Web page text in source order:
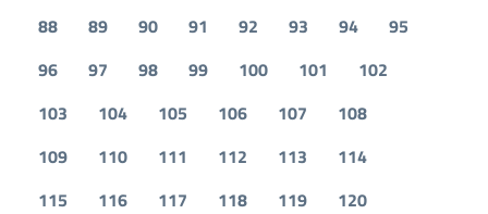
88
89 90 91 92 93 94
95
96
97 98 99 100 101
102
103
104 105 106 107
108
109
110 111 112 113
114
115
116 117 118 119
120